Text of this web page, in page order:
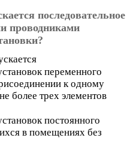
последовательное
проводниками
переменного
к одному
более трех элементов
постоянного
в помещениях без